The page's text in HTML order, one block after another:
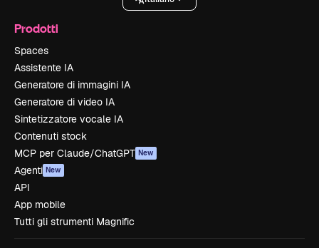
Prodotti
Spaces
Assistente IA
Generatore di immagini IA
Generatore di video IA
Sintetizzatore vocale IA
Contenuti stock
MCP per Claude/ChatGPT New
Agenti New
API
App mobile
Tutti gli strumenti Magnific